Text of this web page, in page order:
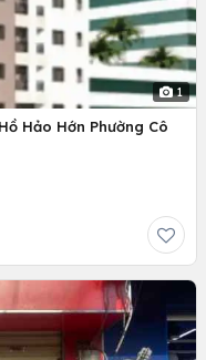
1
Hảo Hớn Phường Cô